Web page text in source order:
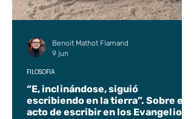
“E, inclinándose, siguió
escribiendo en la tierra”. Sobre el
acto de escribir en los Evangelios.
FILOSOFÍA
Benoit Mathot Flamand
9 jun